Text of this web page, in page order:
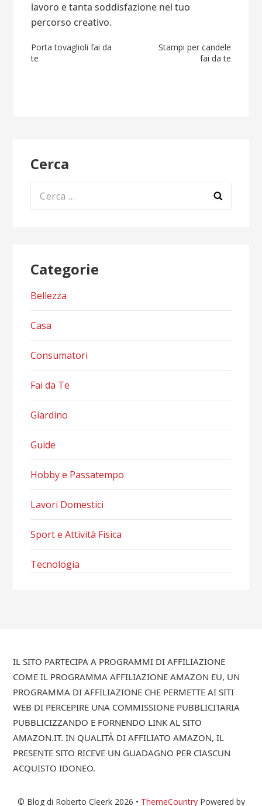
lavoro e tanta soddisfazione nel tuo
percorso creativo.
Navigazione
Porta tovaglioli fai da
te
Stampi per candele
fai da te
Cerca
Ricerca
Categorie
Bellezza
Casa
Consumatori
Fai da Te
Giardino
Guide
Hobby e Passatempo
Lavori Domestici
Sport e Attività Fisica
Tecnologia
IL SITO PARTECIPA A PROGRAMMI DI AFFILIAZIONE
COME IL PROGRAMMA AFFILIAZIONE AMAZON EU, UN
PROGRAMMA DI AFFILIAZIONE CHE PERMETTE AI SITI
WEB DI PERCEPIRE UNA COMMISSIONE PUBBLICITARIA
PUBBLICIZZANDO E FORNENDO LINK AL SITO
AMAZON.IT. IN QUALITÀ DI AFFILIATO AMAZON, IL
PRESENTE SITO RICEVE UN GUADAGNO PER CIASCUN
ACQUISTO IDONEO.
© Blog di Roberto Cleerk 2026 • ThemeCountryPowered by